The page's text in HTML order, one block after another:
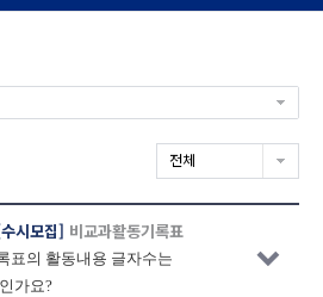
전체
시모집] 비교과활동기록표
표의 활동내용 글자수는
가요?